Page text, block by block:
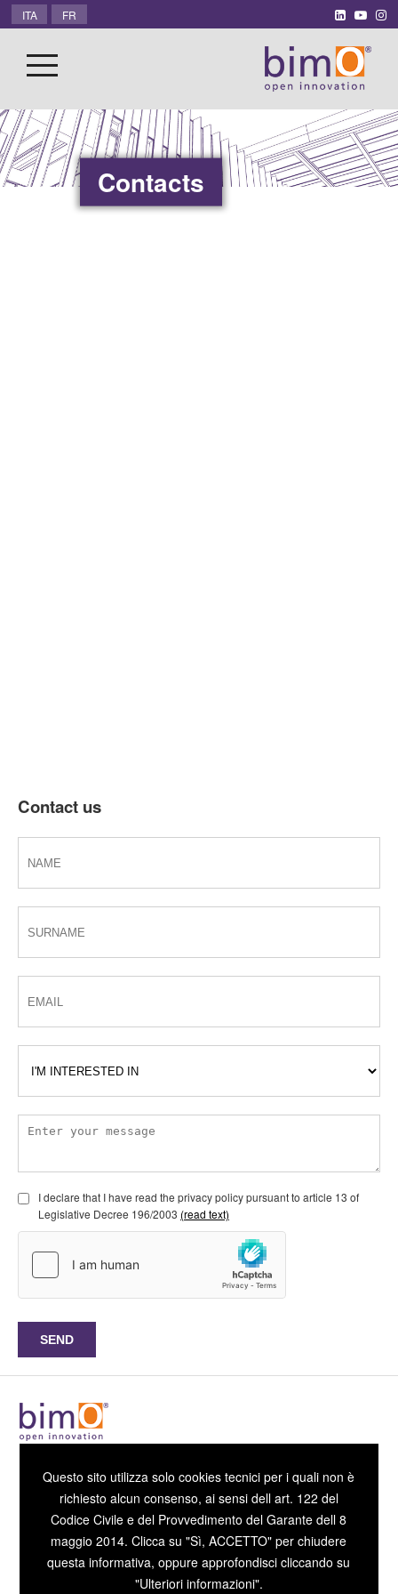
ITA FR
Contacts
Contact us
I declare that I have read the privacy policy pursuant to article 13 of
Legislative Decree 196/2003 (read text)
Sede di CARPI
Via Carracci, N.15 - 41012, Carpi (MO) - ITALY
Tel. +39 059 6550586
Sede di MODENA
Direzionale 70 Via Giardini 470/Scala H 41124 Modena
Tel. +39 059 9787487
Questo sito utilizza solo cookies tecnici per i quali non è
richiesto alcun consenso, ai sensi dell art. 122 del
Codice Civile e del Provvedimento del Garante dell 8
maggio 2014. Clicca su "Sì, ACCETTO" per chiudere
questa informativa, oppure approfondisci cliccando su
"Ulteriori informazioni".